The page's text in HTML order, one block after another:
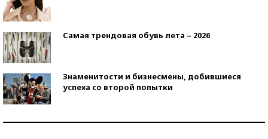
Самая трендовая обувь лета – 2026
Знаменитости и бизнесмены, добившиеся
успеха со второй попытки